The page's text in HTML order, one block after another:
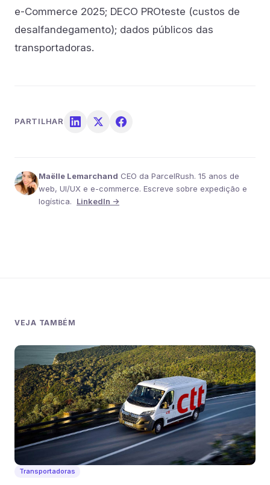
e-Commerce 2025; DECO PROteste (custos de
desalfandegamento); dados públicos das
transportadoras.
PARTILHAR
Maëlle Lemarchand CEO da ParcelRush. 15 anos de
web, UI/UX e e-commerce. Escreve sobre expedição e
logística.
LinkedIn →
VEJA TAMBÉM
Transportadoras